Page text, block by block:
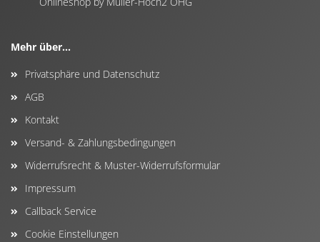
Mehr über...
Privatsphäre und Datenschutz
AGB
Kontakt
Versand- & Zahlungsbedingungen
Widerrufsrecht & Muster-Widerrufsformular
Impressum
Callback Service
Cookie Einstellungen